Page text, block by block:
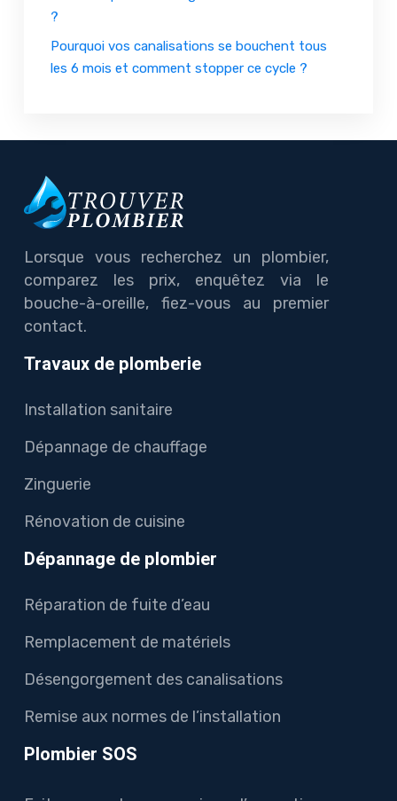
?
Pourquoi vos canalisations se bouchent tous
les 6 mois et comment stopper ce cycle ?
Lorsque vous recherchez un plombier,
comparez les prix, enquêtez via le
bouche-à-oreille, fiez-vous au premier
contact.
Travaux de plomberie
Installation sanitaire
Dépannage de chauffage
Zinguerie
Rénovation de cuisine
Dépannage de plombier
Réparation de fuite d’eau
Remplacement de matériels
Désengorgement des canalisations
Remise aux normes de l’installation
Plombier SOS